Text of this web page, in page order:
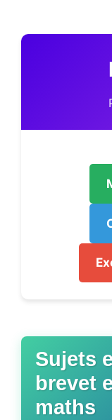
Sujets
brevet
maths